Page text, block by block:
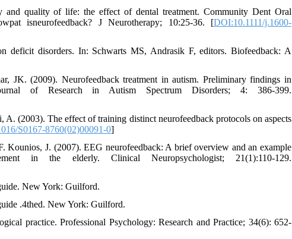
quality of life: the effect of dental treatment. Community Dent Oral
isneurofeedback? J Neurotherapy; 10:25-36. [DOI:10.1111/j.1600-
deficit disorders. In: Schwarts MS, Andrasik F, editors. Biofeedback: A
(2009). Neurofeedback treatment in autism. Preliminary findings in
of Research in Autism Spectrum Disorders; 4: 386-399.
(2003). The effect of training distinct neurofeedback protocols on aspects
S0167-8760(02)00091-0]
J. (2007). EEG neurofeedback: A brief overview and an example
in the elderly. Clinical Neuropsychologist; 21(1):110-129.
New York: Guilford.
.4thed. New York: Guilford.
practice. Professional Psychology: Research and Practice; 34(6): 652-